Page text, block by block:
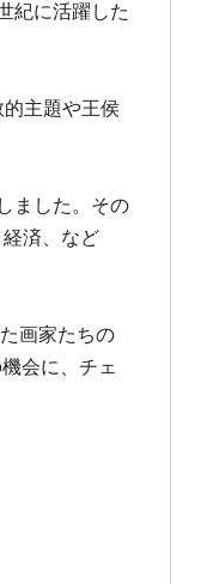
紀に活躍した
主題や王侯
ました。その
済、など
画家たちの
会に、チェ